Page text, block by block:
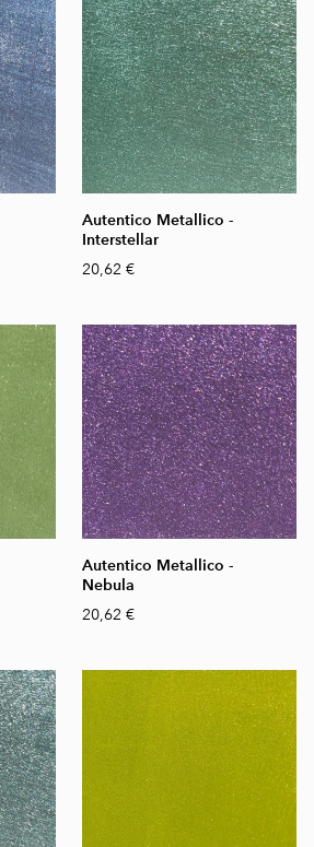
Autentico Metallico -
Interstellar
20,62 €
Autentico Metallico -
Nebula
20,62 €